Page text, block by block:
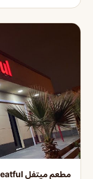
مطعم ميتفل Meatful الرياض (الأسعار+ المنيو+ الموقع)